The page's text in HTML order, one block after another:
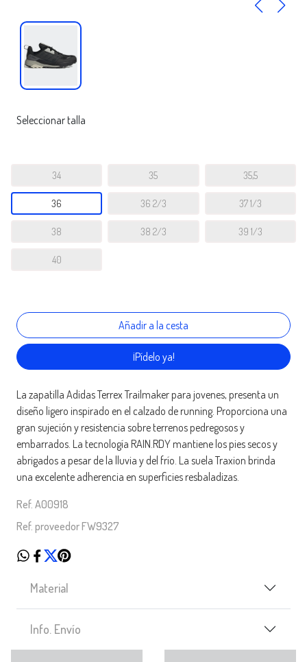
Seleccionar talla
34 35 35,5
36 36 2/3 37 1/3
38 38 2/3 39 1/3
40
¡Pídelo ya!
La zapatilla Adidas Terrex Trailmaker para jovenes, presenta un
diseño ligero inspirado en el calzado de running. Proporciona una
gran sujeción y resistencia sobre terrenos pedregosos y
embarrados. La tecnología RAIN.RDY mantiene los pies secos y
abrigados a pesar de la lluvia y del frío. La suela Traxion brinda
una excelente adherencia en superficies resbaladizas.
Ref. A00918
Ref. proveedor FW9327
Material
Info. Envío